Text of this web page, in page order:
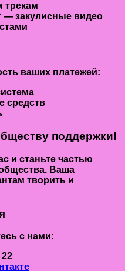
трекам
— закулисные видео
ваших платежей:
средств
поддержки!
и станьте частью
Ваша
творить и
с нами:
22